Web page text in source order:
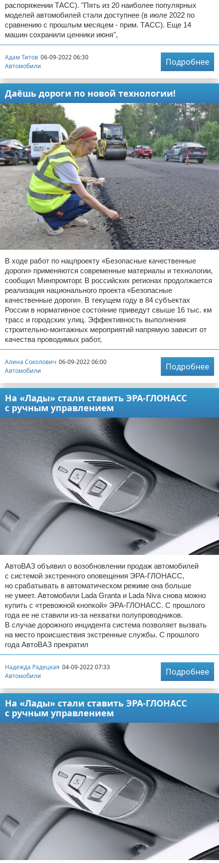
распоряжении ТАСС). "Пять из 20 наиболее популярных
моделей автомобилей стали доступнее (в июле 2022 по
сравнению с прошлым месяцем - прим. ТАСС). Еще 14
машин сохранили ценники июня",
Адам Титов 06-09-2022 06:30
Автомобили
Подробнее
Даёшь дороги по новой технологии!
В ходе работ по нацпроекту «Безопасные качественные
дороги» применяются современные материалы и технологии,
сообщил Минпромторг. В российских регионах продолжается
реализация национального проекта «Безопасные
качественные дороги». В текущем году в 84 субъектах
России в нормативное состояние приведут свыше 16 тыс. км
трасс и городских улиц. Эффективность выполнения
строительно-монтажных мероприятий напрямую зависит от
качества проводимых работ,
Алина Соколович 06-09-2022 06:00
Автомобили
Подробнее
На «Лады» стали ставить ЭРА-ГЛОНАСС
с ручным управлением
АвтоВАЗ объявил о возобновлении продаж автомобилей
с системой экстренного оповещения ЭРА-ГЛОНАСС,
но срабатывать в автоматическом режиме она больше
не умеет. Автомобили Lada Granta и Lada Niva снова можно
купить с «тревожной кнопкой» ЭРА-ГЛОНАСС. С прошлого
года ее не ставили из-за нехватки полупроводников.
В случае дорожного инцидента система позволяет вызвать
на место происшествия экстренные службы. С прошлого
года АвтоВАЗ прекратил
Надежда Радецкая 04-09-2022 07:33
Автомобили
Подробнее
На «Лады» стали ставить ЭРА-ГЛОНАСС
с ручным управлением